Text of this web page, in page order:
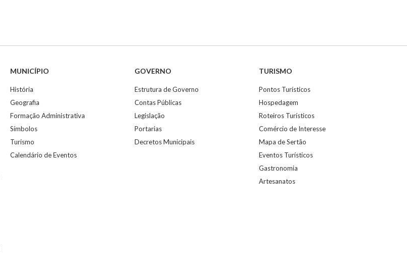
MUNICÍPIO
História
Geografia
Formação Administrativa
Símbolos
Turismo
Calendário de Eventos
GOVERNO
Estrutura de Governo
Contas Públicas
Legislação
Portarias
Decretos Municipais
TURISMO
Pontos Turísticos
Hospedagem
Roteiros Turísticos
Comércio de Interesse
Mapa de Sertão
Eventos Turísticos
Gastronomia
Artesanatos